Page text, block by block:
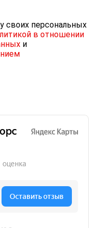
своих персональных
в отношении
и